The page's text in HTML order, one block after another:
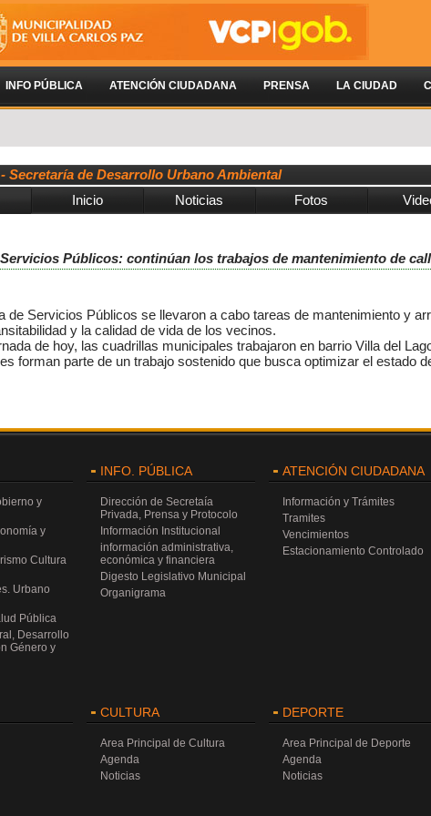
INFO PÚBLICA ATENCIÓN CIUDADANA PRENSA LA CIUDAD
Secretaría de Desarrollo Urbano Ambiental
Inicio
Noticias Fotos
Servicios Públicos: continúan los trabajos de mantenimiento de
de Servicios Públicos se llevaron a cabo tareas de mantenimiento y
y la calidad de vida de los vecinos.
de hoy, las cuadrillas municipales trabajaron en barrio Villa del
forman parte de un trabajo sostenido que busca optimizar el estado
y
y
Cultura
Urbano
Pública
Desarrollo
Género y
INFO. PÚBLICA
Dirección de Secretaía
Privada, Prensa y Protocolo
Información Institucional
información administrativa,
económica y financiera
Digesto Legislativo Municipal
Organigrama
ATENCIÓN CIUDADANA
Información y Trámites
Tramites
Vencimientos
Estacionamiento Controlado
CULTURA
Area Principal de Cultura
Agenda
Noticias
DEPORTE
Area Principal de Deporte
Agenda
Noticias